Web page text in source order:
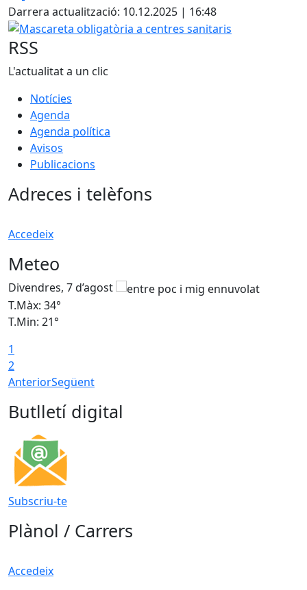
Darrera actualització: 10.12.2025 | 16:48
Mascareta obligatòria a centres sanitaris
RSS
L'actualitat a un clic
Notícies
Agenda
Agenda política
Avisos
Publicacions
Adreces i telèfons
Accedeix
Meteo
Divendres, 7 d’agost
T.Màx: 34°
T.Min: 21°
1
2
AnteriorSegüent
Butlletí digital
Subscriu-te
Plànol / Carrers
Accedeix